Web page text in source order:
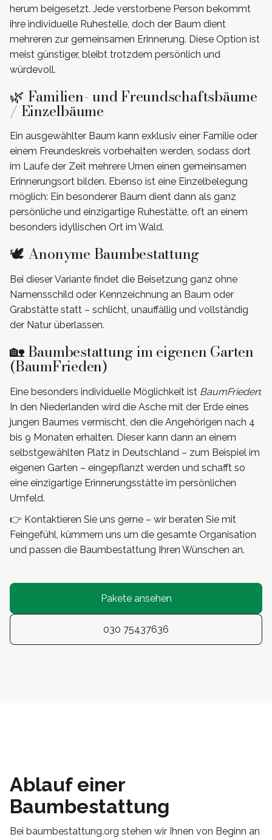
herum beigesetzt. Jede verstorbene Person bekommt
ihre individuelle Ruhestelle, doch der Baum dient
mehreren zur gemeinsamen Erinnerung. Diese Option ist
meist günstiger, bleibt trotzdem persönlich und
würdevoll.
🌿 Familien- und Freundschaftsbäume
/ Einzelbäume
Ein ausgewählter Baum kann exklusiv einer Familie oder
einem Freundeskreis vorbehalten werden, sodass dort
im Laufe der Zeit mehrere Urnen einen gemeinsamen
Erinnerungsort bilden. Ebenso ist eine Einzelbelegung
möglich: Ein besonderer Baum dient dann als ganz
persönliche und einzigartige Ruhestätte, oft an einem
besonders idyllischen Ort im Wald.
🕊️ Anonyme Baumbestattung
Bei dieser Variante findet die Beisetzung ganz ohne
Namensschild oder Kennzeichnung an Baum oder
Grabstätte statt – schlicht, unauffällig und vollständig
der Natur überlassen.
🏡 Baumbestattung im eigenen Garten
(BaumFrieden)
Eine besonders individuelle Möglichkeit ist BaumFrieden:
In den Niederlanden wird die Asche mit der Erde eines
jungen Baumes vermischt, den die Angehörigen nach 4
bis 9 Monaten erhalten. Dieser kann dann an einem
selbstgewählten Platz in Deutschland – zum Beispiel im
eigenen Garten – eingepflanzt werden und schafft so
eine einzigartige Erinnerungsstätte im persönlichen
Umfeld.
👉 Kontaktieren Sie uns gerne – wir beraten Sie mit
Feingefühl, kümmern uns um die gesamte Organisation
und passen die Baumbestattung Ihren Wünschen an.
Pakete ansehen
030 75437636
Ablauf einer
Baumbestattung
Bei baumbestattung.org stehen wir Ihnen von Beginn an